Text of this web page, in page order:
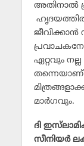
അതിനാല്‍
ഹൃദയത്തില്‍
ജീവിക്കാന്‍
ഏറ്റവും
തന്നെയാണ്
മാര്‍ഗവും.
ദി
സീനിയര്‍